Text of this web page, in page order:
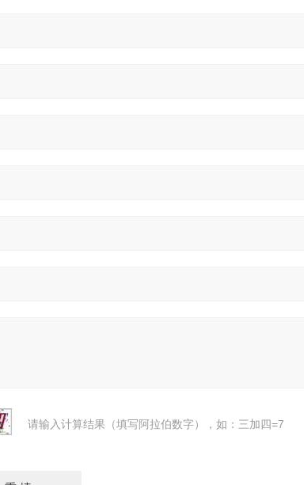
请输入计算结果（填写阿拉伯数字），如：三加四=7